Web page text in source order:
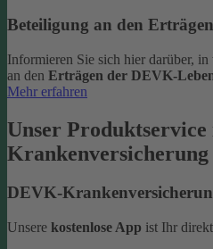
Beteiligung an den Erträgen
Informieren Sie sich hier darüber,
an den Erträgen der DEVK-
Mehr erfahren
Unser Produktservice
Krankenversicherung
DEVK-
Unsere kostenlose App ist Ihr